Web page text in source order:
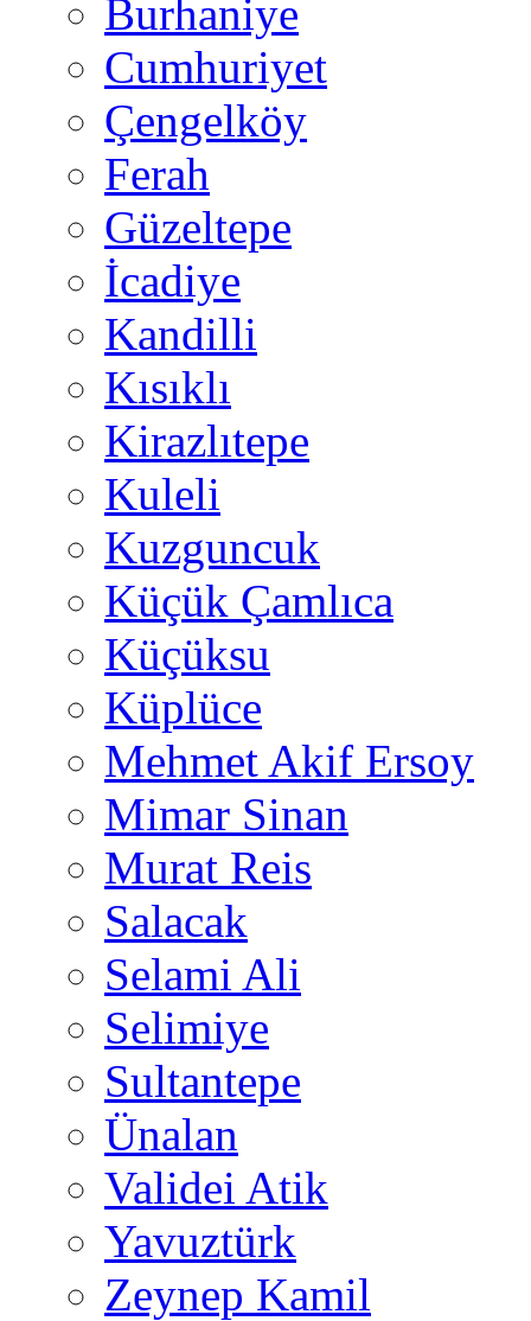
Burhaniye
Cumhuriyet
Çengelköy
Ferah
Güzeltepe
İcadiye
Kandilli
Kısıklı
Kirazlıtepe
Kuleli
Kuzguncuk
Küçük Çamlıca
Küçüksu
Küplüce
Mehmet Akif Ersoy
Mimar Sinan
Murat Reis
Salacak
Selami Ali
Selimiye
Sultantepe
Ünalan
Validei Atik
Yavuztürk
Zeynep Kamil